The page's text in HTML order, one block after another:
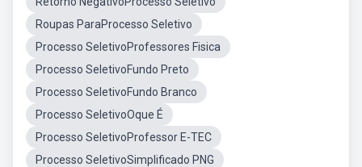
Roupas ParaProcesso Seletivo
Processo SeletivoProfessores Fisica
Processo SeletivoFundo Preto
Processo SeletivoFundo Branco
Processo SeletivoOque É
Processo SeletivoProfessor E-TEC
Processo SeletivoSimplificado PNG